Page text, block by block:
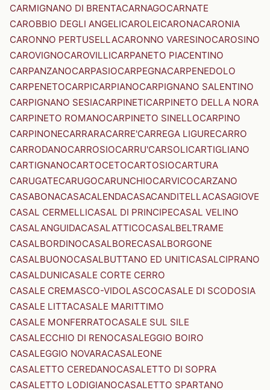
CARMIGNANO DI BRENTACARNAGOCARNATE
CAROBBIO DEGLI ANGELICAROLEICARONACARONIA
CARONNO PERTUSELLACARONNO VARESINOCAROSINO
CAROVIGNOCAROVILLICARPANETO PIACENTINO
CARPANZANOCARPASIOCARPEGNACARPENEDOLO
CARPENETOCARPICARPIANOCARPIGNANO SALENTINO
CARPIGNANO SESIACARPINETICARPINETO DELLA NORA
CARPINETO ROMANOCARPINETO SINELLOCARPINO
CARPINONECARRARACARRE'CARREGA LIGURECARRO
CARRODANOCARROSIOCARRU'CARSOLICARTIGLIANO
CARTIGNANOCARTOCETOCARTOSIOCARTURA
CARUGATECARUGOCARUNCHIOCARVICOCARZANO
CASABONACASACALENDACASACANDITELLACASAGIOVE
CASAL CERMELLICASAL DI PRINCIPECASAL VELINO
CASALANGUIDACASALATTICOCASALBELTRAME
CASALBORDINOCASALBORECASALBORGONE
CASALBUONOCASALBUTTANO ED UNITICASALCIPRANO
CASALDUNICASALE CORTE CERRO
CASALE CREMASCO-VIDOLASCOCASALE DI SCODOSIA
CASALE LITTACASALE MARITTIMO
CASALE MONFERRATOCASALE SUL SILE
CASALECCHIO DI RENOCASALEGGIO BOIRO
CASALEGGIO NOVARACASALEONE
CASALETTO CEREDANOCASALETTO DI SOPRA
CASALETTO LODIGIANOCASALETTO SPARTANO